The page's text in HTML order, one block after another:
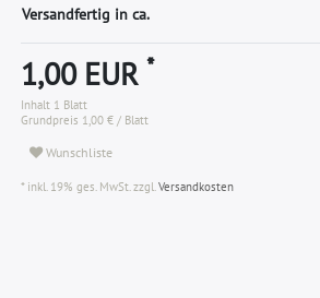
Versandfertig in ca.
1,00 EUR *
Inhalt 1 Blatt
Grundpreis 1,00 € / Blatt
Wunschliste
* inkl. 19% ges. MwSt. zzgl.Versandkosten